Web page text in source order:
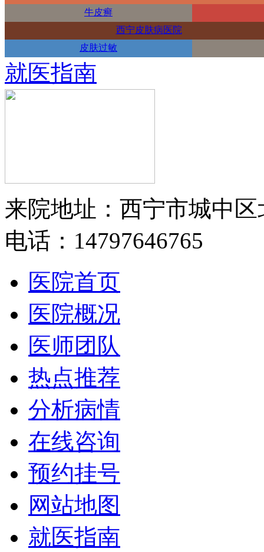
牛皮癣
西宁皮肤病医院
皮肤过敏
就医指南
来院地址：西宁市城中区
电话：14797646765
医院首页
医院概况
医师团队
热点推荐
分析病情
在线咨询
预约挂号
网站地图
就医指南